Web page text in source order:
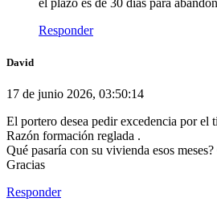
el plazo es de 30 días para
Responder
David
17 de junio 2026, 03:50:14
El portero desea pedir excedencia por
Razón formación reglada .
Qué pasaría con su vivienda esos
Gracias
Responder